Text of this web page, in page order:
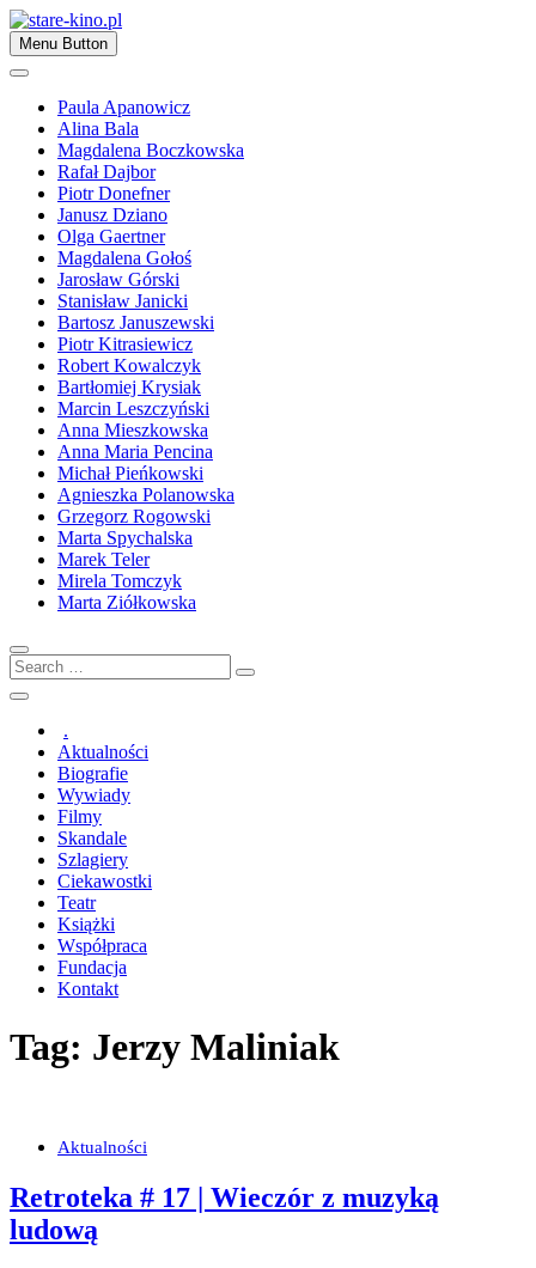
Skip
to
content
stare-kino.pl
Zapraszamy
Menu Button
Paula Apanowicz
Alina Bala
Magdalena Boczkowska
Rafał Dajbor
Piotr Donefner
Janusz Dziano
Olga Gaertner
Magdalena Gołoś
Jarosław Górski
Stanisław Janicki
Bartosz Januszewski
Piotr Kitrasiewicz
Robert Kowalczyk
Bartłomiej Krysiak
Marcin Leszczyński
Anna Mieszkowska
Anna Maria Pencina
Michał Pieńkowski
Agnieszka Polanowska
Grzegorz Rogowski
Marta Spychalska
Marek Teler
Mirela Tomczyk
Marta Ziółkowska
Search
…
.
Aktualności
Biografie
Wywiady
Filmy
Skandale
Szlagiery
Ciekawostki
Teatr
Książki
Współpraca
Fundacja
Kontakt
Tag: Jerzy Maliniak
Aktualności
Retroteka # 17 | Wieczór z muzyką
ludową